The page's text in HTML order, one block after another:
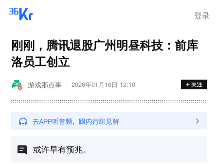
登录
刚刚，腾讯退股广州明昼科技：前库
洛员工创立
游戏那点事 2026年01月16日 12:10
或许早有预兆。